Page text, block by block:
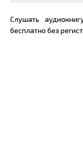
Слушать
бесплатно без